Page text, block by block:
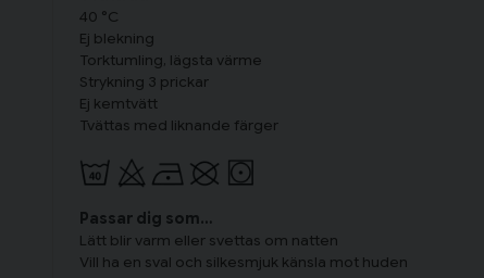
40 °C
Ej blekning
Torktumling, lägsta värme
Strykning 3 prickar
Ej kemtvätt
Tvättas med liknande färger
Passar dig som…
Lätt blir varm eller svettas om natten
Vill ha en sval och silkesmjuk känsla mot huden